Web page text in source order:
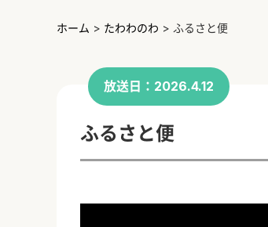
ホーム > たわわのわ > ふるさと便
放送日：2026.4.12
ふるさと便